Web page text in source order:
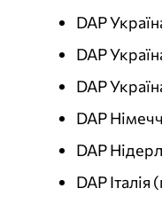
DAP
DAP
DAP
DAP
DAP
DAP